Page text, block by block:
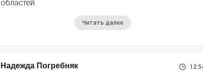
областей.
Читать далее
Надежда Погребняк